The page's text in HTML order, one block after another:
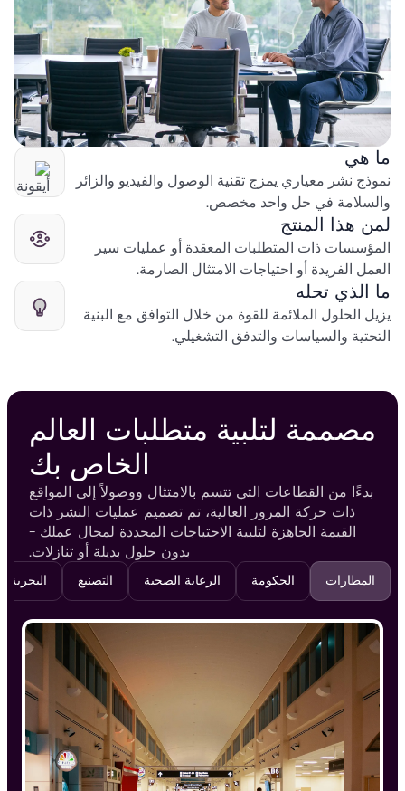
ما هي
نموذج نشر معياري يمزج تقنية الوصول والفيديو والزائر
والسلامة في حل واحد مخصص.
لمن هذا المنتج
المؤسسات ذات المتطلبات المعقدة أو عمليات سير
العمل الفريدة أو احتياجات الامتثال الصارمة.
ما الذي تحله
يزيل الحلول الملائمة للقوة من خلال التوافق مع البنية
التحتية والسياسات والتدفق التشغيلي.
مصممة لتلبية متطلبات العالم
الخاص بك
بدءًا من القطاعات التي تتسم بالامتثال ووصولاً إلى المواقع
ذات حركة المرور العالية، تم تصميم عمليات النشر ذات
القيمة الجاهزة لتلبية الاحتياجات المحددة لمجال عملك -
بدون حلول بديلة أو تنازلات.
المطارات الحكومة الرعاية الصحية التصنيع البحرية